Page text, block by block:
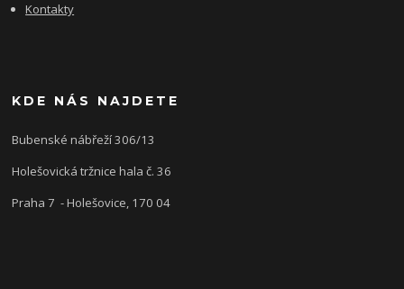
Kontakty
KDE NÁS NAJDETE
Bubenské nábřeží 306/13
Holešovická tržnice hala č. 36
Praha 7 - Holešovice, 170 04